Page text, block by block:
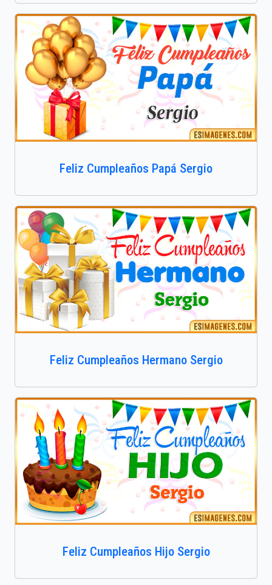
Feliz Cumpleaños Papá Sergio
Feliz Cumpleaños Hermano Sergio
Feliz Cumpleaños Hijo Sergio